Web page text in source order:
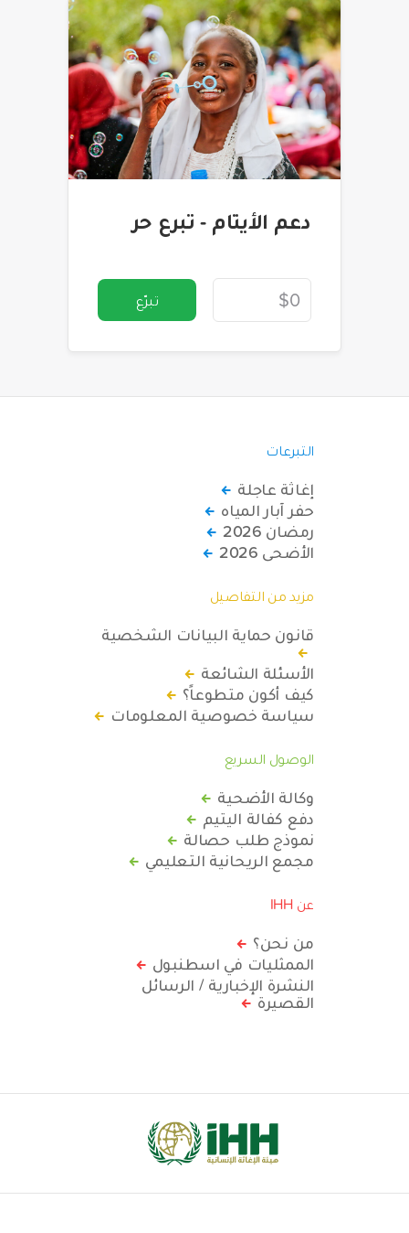
دعم الأيتام - تبرع حر
تبرّع
التبرعات
إغاثة عاجلة
حفر آبار المياه
رمضان 2026
الأضحى 2026
مزيد من التفاصيل
قانون حماية البيانات الشخصية
الأسئلة الشائعة
كيف أكون متطوعاً؟
سياسة خصوصية المعلومات
الوصول السريع
وكالة الأضحية
دفع كفالة اليتيم
نموذج طلب حصالة
مجمع الريحانية التعليمي
عن IHH
من نحن؟
الممثليات في اسطنبول
النشرة الإخبارية / الرسائل
القصيرة